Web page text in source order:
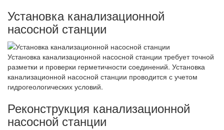
Установка канализационной
насосной станции
Установка канализационной насосной станции требует точной
разметки и проверки герметичности соединений. Установка
канализационной насосной станции проводится с учетом
гидрогеологических условий.
Реконструкция канализационной
насосной станции